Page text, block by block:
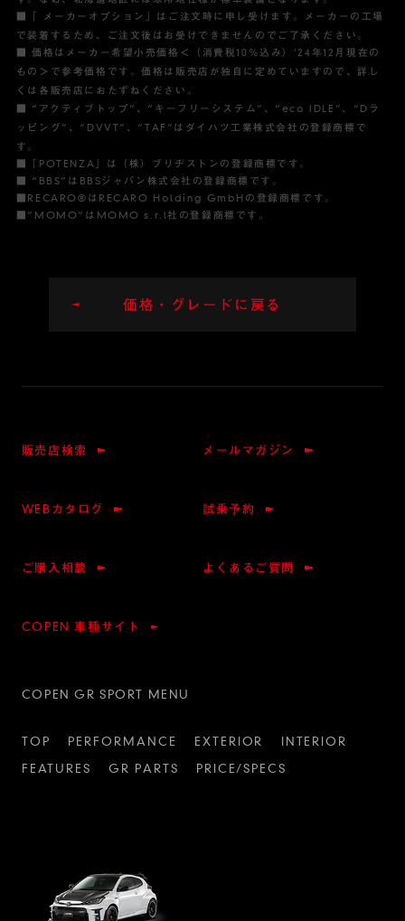
■「 メーカーオプション」はご注文時に申し受けます。メーカーの工場
で装着するため、ご注文後はお受けできませんのでご了承ください。
■ 価格はメーカー希望小売価格＜（消費税10％込み）’24年12月現在の
もの＞で参考価格です。価格は販売店が独自に定めていますので、詳し
くは各販売店におたずねください。
■ “アクティブトップ”、“キーフリーシステム”、“eco IDLE”、“Dラ
ッピング”、“DVVT”、“TAF”はダイハツ工業株式会社の登録商標で
す。
■「POTENZA」は（株）ブリヂストンの登録商標です。
■ “BBS”はBBSジャパン株式会社の登録商標です。
■RECARO®はRECARO Holding GmbHの登録商標です。
■“MOMO”はMOMO s.r.l社の登録商標です。
価格・グレードに戻る
販売店検索 メールマガジン
WEBカタログ 試乗予約
ご購入相談 よくあるご質問
COPEN 車種サイト
COPEN GR SPORT MENU
TOP PERFORMANCE EXTERIOR
INTERIOR
FEATURES
GR PARTS PRICE/SPECS